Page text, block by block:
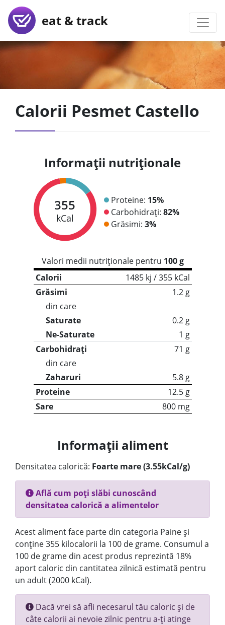
eat & track
Calorii Pesmet Castello
Informații nutriționale
355
kCal
Proteine: 15%
Carbohidrați: 82%
Grăsimi: 3%
Valori medii nutriționale pentru 100 g
Calorii
1485 kj / 355 kCal
Grăsimi
1.2 g
din care
Saturate
0.2 g
Ne-Saturate
1 g
Carbohidrați
71 g
din care
Zaharuri
5.8 g
Proteine
12.5 g
Sare
800 mg
Informații aliment
Densitatea calorică: Foarte mare (3.55kCal/g)
Află cum poți slăbi cunoscând
densitatea calorică a alimentelor
Acest aliment face parte din categoria Paine și
conține 355 kilocalorii la 100 de grame. Consumul a
100 de grame din acest produs reprezintă 18%
aport caloric din cantitatea zilnică estimată pentru
un adult (2000 kCal).
Dacă vrei să afli necesarul tău caloric și de
câte calorii ai nevoie zilnic pentru a-ți atinge